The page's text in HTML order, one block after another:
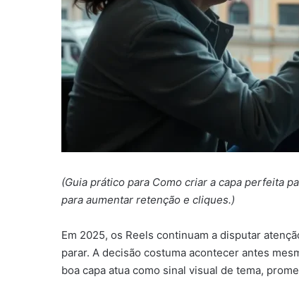
(Guia prático para Como criar a capa perfeita
para aumentar retenção e cliques.)
Em 2025, os Reels continuam a disputar
parar. A decisão costuma acontecer antes
boa capa atua como sinal visual de tema,